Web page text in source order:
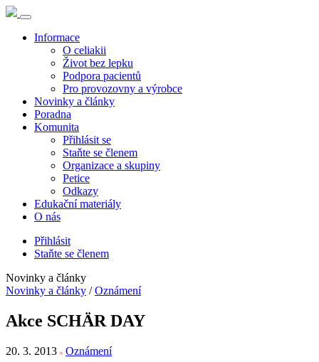
Informace
O celiakii
Život bez lepku
Podpora pacientů
Pro provozovny a výrobce
Novinky a články
Poradna
Komunita
Přihlásit se
Staňte se členem
Organizace a skupiny
Petice
Odkazy
Edukační materiály
O nás
Přihlásit
Staňte se členem
Novinky a články
Novinky a články / Oznámení
Akce SCHÄR DAY
20. 3. 2013
Oznámení